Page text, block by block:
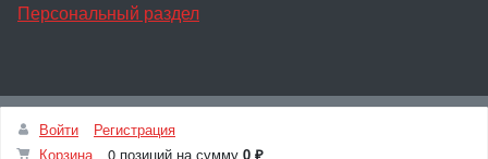
Персональный раздел
© Интернет-магазин Корейские обои для стен
Войти
Регистрация
Корзина
0 позиций на сумму 0 ₽